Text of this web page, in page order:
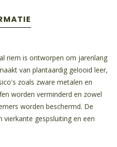
riem is ontworpen om jarenlang
van plantaardig gelooid leer,
zoals zware metalen en
worden verminderd en zowel
worden beschermd. De
vierkante gespsluiting en een